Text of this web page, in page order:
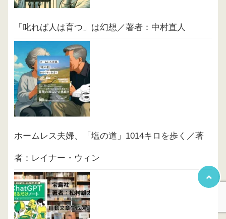
「叱れば人は育つ」は幻想／著者：中村直人
ホームレス夫婦、「塩の道」1014キロを歩く／著
者：レイナー・ウィン